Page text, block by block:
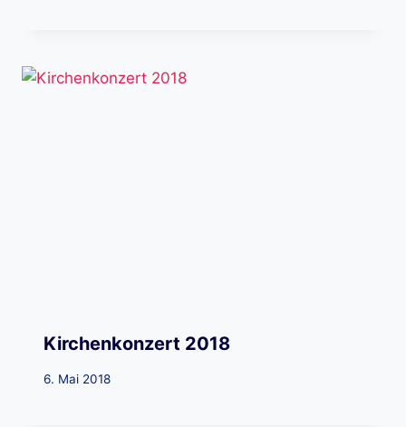
Kirchenkonzert 2018
6. Mai 2018